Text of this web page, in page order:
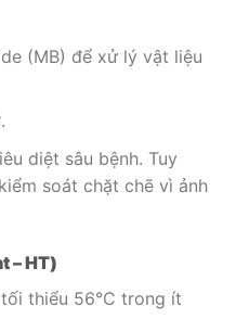
(MB) để xử lý vật liệu
diệt sâu bệnh. Tuy
soát chặt chẽ vì ảnh
– HT)
thiểu 56°C trong ít